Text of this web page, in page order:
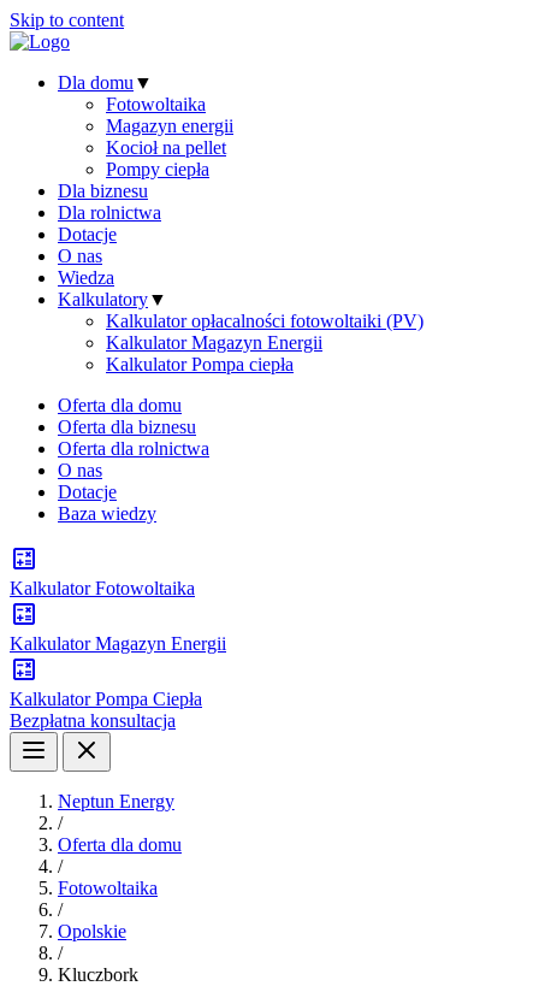
Skip to content
Dla domu ▼
Fotowoltaika
Magazyn energii
Kocioł na pellet
Pompy ciepła
Dla biznesu
Dla rolnictwa
Dotacje
O nas
Wiedza
Kalkulatory▼
Kalkulator opłacalności fotowoltaiki (PV)
Kalkulator Magazyn Energii
Kalkulator Pompa ciepła
Oferta dla domu
Oferta dla biznesu
Oferta dla rolnictwa
O nas
Dotacje
Baza wiedzy
Kalkulator Fotowoltaika
Kalkulator Magazyn Energii
Kalkulator Pompa Ciepła
Bezpłatna konsultacja
Neptun Energy
/
Oferta dla domu
/
Fotowoltaika
/
Opolskie
/
Kluczbork